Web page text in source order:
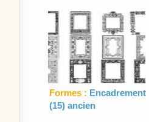
Formes : Encadrement
(15) ancien